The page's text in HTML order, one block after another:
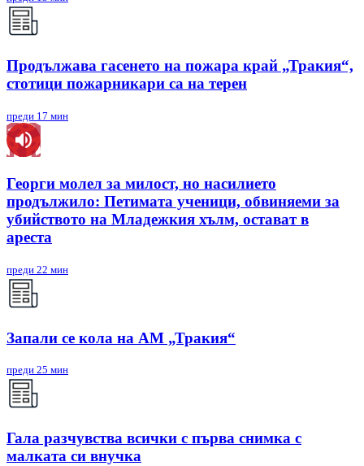
Продължава гасенето на пожара край „Тракия“,
стотици пожарникари са на терен
преди 17 мин
Георги молел за милост, но насилието
продължило: Петимата ученици, обвиняеми за
убийството на Младежкия хълм, остават в
ареста
преди 22 мин
Запали се кола на АМ „Тракия“
преди 25 мин
Гала разчувства всички с първа снимка с
малката си внучка